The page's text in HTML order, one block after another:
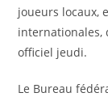
joueurs locaux,
internationales,
officiel jeudi.
Le Bureau